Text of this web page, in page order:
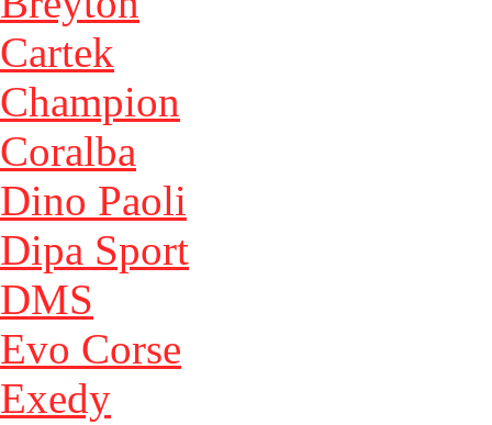
Cartek
Champion
Coralba
Dino Paoli
Dipa Sport
DMS
Evo Corse
Exedy